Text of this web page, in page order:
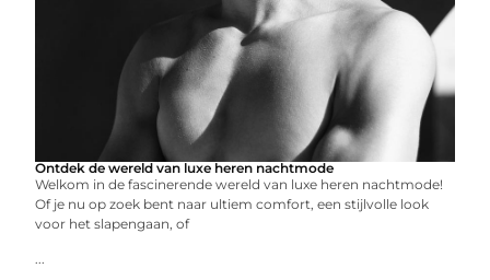
Ontdek de wereld van luxe heren nachtmode
Welkom in de fascinerende wereld van luxe heren nachtmode!
Of je nu op zoek bent naar ultiem comfort, een stijlvolle look
voor het slapengaan, of
...